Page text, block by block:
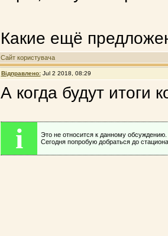
Какие ещё
Сайт користувача
Відправлено: Jul 2 2018, 08:29
А когда будут итоги
i
Это не относится к данному обсуждению.
Сегодня попробую добраться до